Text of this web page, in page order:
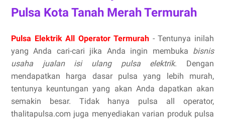
Pulsa Kota Tanah Merah Termurah
Pulsa Elektrik All Operator Termurah - Tentunya inilah
yang Anda cari-cari jika Anda ingin membuka bisnis
usaha jualan isi ulang pulsa elektrik. Dengan
mendapatkan harga dasar pulsa yang lebih murah,
tentunya keuntungan yang akan Anda dapatkan akan
semakin besar. Tidak hanya pulsa all operator,
thalitapulsa.com juga menyediakan varian produk pulsa